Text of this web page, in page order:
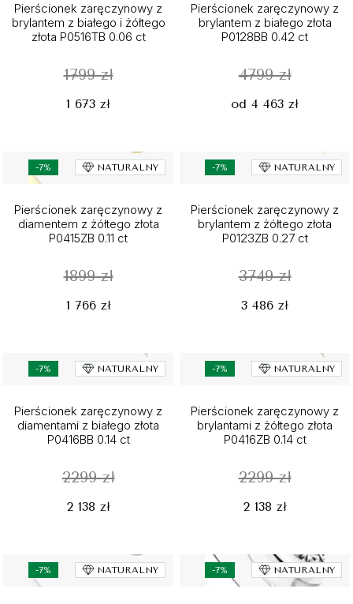
Pierścionek zaręczynowy z
brylantem z białego i żółtego
złota P0516TB 0.06 ct
1799 zł
1 673 zł
Pierścionek zaręczynowy z
brylantem z białego złota
P0128BB 0.42 ct
4799 zł
od 4 463 zł
-7% NATURALNY
Pierścionek zaręczynowy z
diamentem z żółtego złota
P0415ZB 0.11 ct
1899 zł
1 766 zł
-7% NATURALNY
Pierścionek zaręczynowy z
brylantem z żółtego złota
P0123ZB 0.27 ct
3749 zł
3 486 zł
-7% NATURALNY
Pierścionek zaręczynowy z
diamentami z białego złota
P0416BB 0.14 ct
2299 zł
2 138 zł
-7% NATURALNY
Pierścionek zaręczynowy z
brylantami z żółtego złota
P0416ZB 0.14 ct
2299 zł
2 138 zł
-7% NATURALNY -7% NATURALNY